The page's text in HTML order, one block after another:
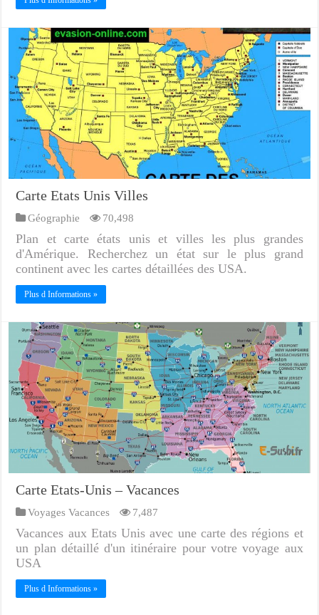
Carte Etats Unis Villes
Géographie 70,498
Plan et carte états unis et villes les plus grandes
d'Amérique. Recherchez un état sur le plus grand
continent avec les cartes détaillées des USA.
Plus d Informations »
Carte Etats-Unis – Vacances
Voyages Vacances 7,487
Vacances aux Etats Unis avec une carte des régions et
un plan détaillé d'un itinéraire pour votre voyage aux
USA
Plus d Informations »